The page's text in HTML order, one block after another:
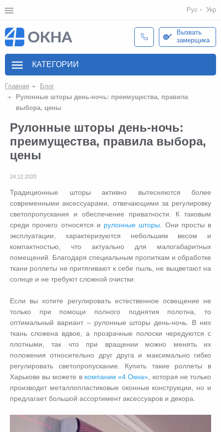
Рус Укр
Вызвать
замерщика
КАТЕГОРИИ
Главная
Блог
Рулонные шторы день-ночь: преимущества, правила
выбора, цены
Рулонные шторы день-ночь:
преимущества, правила выбора,
цены
24.12.2020
Традиционные шторы активно вытесняются более
современными аксессуарами, отвечающими за регулировку
светопропускания и обеспечение приватности. К таковым
среди прочего относятся и рулонные шторы . Они просты в
эксплуатации, характеризуются небольшим весом и
компактностью, что актуально для малогабаритных
помещений. Благодаря специальным пропиткам и обработке
ткани роллеты не притягивают к себе пыль, не выцветают на
солнце и не требуют сложной очистки.
Если вы хотите регулировать естественное освещение не
только при помощи полного поднятия полотна, то
оптимальный вариант – рулонные шторы день-ночь. В них
ткань сложена вдвое, а прозрачные полоски чередуются с
плотными, так что при вращении можно менять их
положения относительно друг друга и максимально гибко
регулировать светопропускание. Купить такие роллеты в
Харькове вы можете в компании «4 Окна» , которая не только
производит металлопластиковые оконные конструкции, но и
предлагает большой ассортимент аксессуаров и декора.